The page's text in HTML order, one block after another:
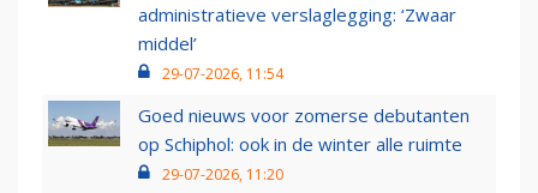
administratieve verslaglegging: ‘Zwaar
middel’
29-07-2026, 11:54
Goed nieuws voor zomerse debutanten
op Schiphol: ook in de winter alle ruimte
29-07-2026, 11:20